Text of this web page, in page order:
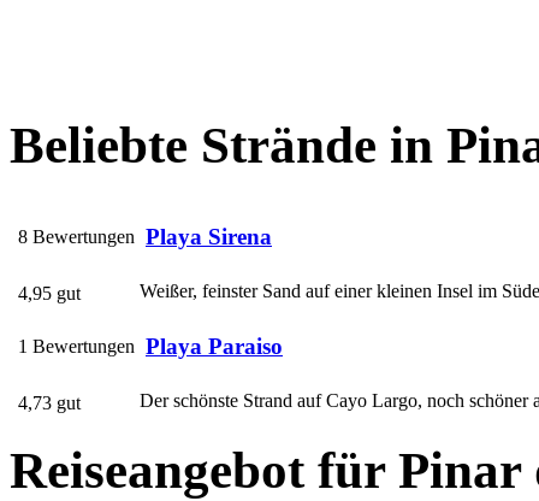
Beliebte Strände in
8 Bewertungen Playa Sirena
Weißer, feinster Sand auf einer kleinen Insel im
4,95 gut
1 Bewertungen Playa Paraiso
Der schönste Strand auf Cayo Largo, noch
4,73 gut
Reiseangebot für Pinar